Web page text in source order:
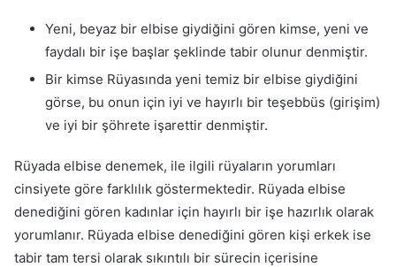
Yeni, beyaz bir elbise giydiğini gören kimse, yeni ve
faydalı bir işe başlar şeklinde tabir olunur denmiştir.
Bir kimse Rüyasında yeni temiz bir elbise giydiğini
görse, bu onun için iyi ve hayırlı bir teşebbüs (girişim)
ve iyi bir şöhrete işarettir denmiştir.
Rüyada elbise denemek, ile ilgili rüyaların yorumları
cinsiyete göre farklılık göstermektedir. Rüyada elbise
denediğini gören kadınlar için hayırlı bir işe hazırlık olarak
yorumlanır. Rüyada elbise denediğini gören kişi erkek ise
tabir tam tersi olarak sıkıntılı bir sürecin içerisine